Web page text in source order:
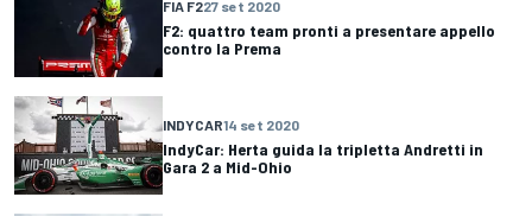
FIA F227 set 2020
F2: quattro team pronti a presentare appello
contro la Prema
INDYCAR14 set 2020
IndyCar: Herta guida la tripletta Andretti in
Gara 2 a Mid-Ohio